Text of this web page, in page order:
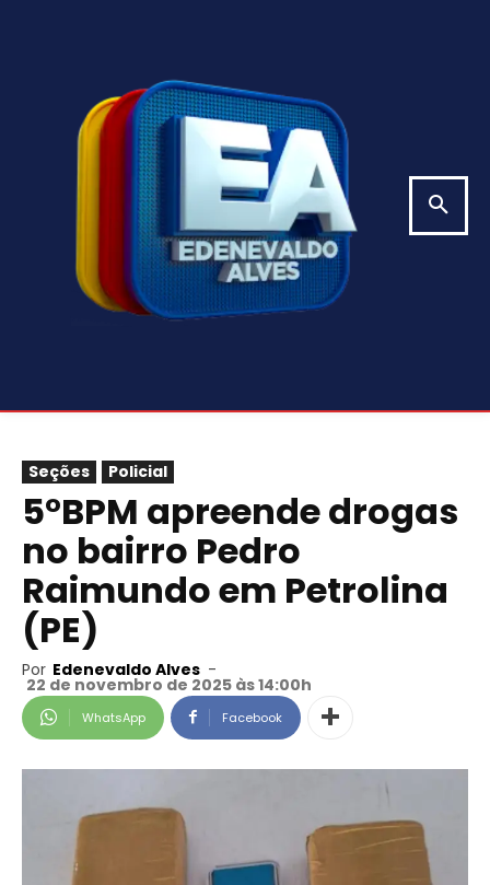
Seções Policial
5°BPM apreende drogas
no bairro Pedro
Raimundo em Petrolina
(PE)
Por Edenevaldo Alves -
22 de novembro de 2025 às 14:00h
WhatsApp Facebook